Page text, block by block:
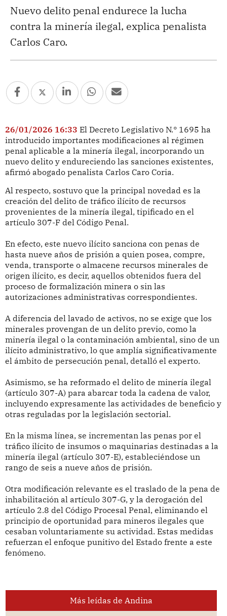
Nuevo delito penal endurece la lucha
contra la minería ilegal, explica penalista
Carlos Caro.
26/01/2026 16:33 El Decreto Legislativo N.° 1695 ha
introducido importantes modificaciones al régimen
penal aplicable a la minería ilegal, incorporando un
nuevo delito y endureciendo las sanciones existentes,
afirmó abogado penalista Carlos Caro Coria.
Al respecto, sostuvo que la principal novedad es la
creación del delito de tráfico ilícito de recursos
provenientes de la minería ilegal, tipificado en el
artículo 307-F del Código Penal.
En efecto, este nuevo ilícito sanciona con penas de
hasta nueve años de prisión a quien posea, compre,
venda, transporte o almacene recursos minerales de
origen ilícito, es decir, aquellos obtenidos fuera del
proceso de formalización minera o sin las
autorizaciones administrativas correspondientes.
A diferencia del lavado de activos, no se exige que los
minerales provengan de un delito previo, como la
minería ilegal o la contaminación ambiental, sino de un
ilícito administrativo, lo que amplía significativamente
el ámbito de persecución penal, detalló el experto.
Asimismo, se ha reformado el delito de minería ilegal
(artículo 307-A) para abarcar toda la cadena de valor,
incluyendo expresamente las actividades de beneficio y
otras reguladas por la legislación sectorial.
En la misma línea, se incrementan las penas por el
tráfico ilícito de insumos o maquinarias destinadas a la
minería ilegal (artículo 307-E), estableciéndose un
rango de seis a nueve años de prisión.
Otra modificación relevante es el traslado de la pena de
inhabilitación al artículo 307-G, y la derogación del
artículo 2.8 del Código Procesal Penal, eliminando el
principio de oportunidad para mineros ilegales que
cesaban voluntariamente su actividad. Estas medidas
refuerzan el enfoque punitivo del Estado frente a este
fenómeno.
Más leídas de Andina